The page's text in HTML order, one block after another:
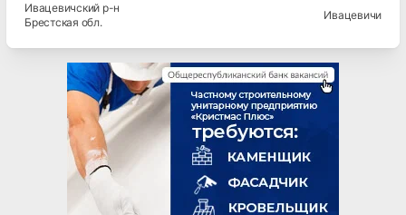
Ивацевичский р-н
Брестская обл.
Ивацевичи